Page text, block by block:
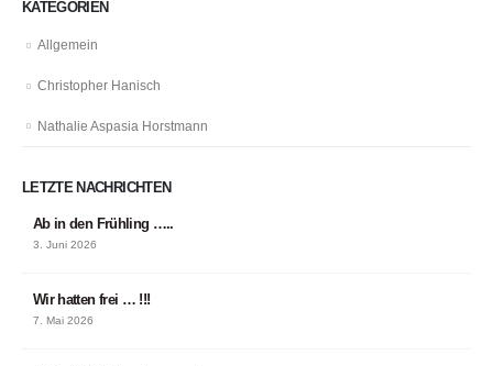
KATEGORIEN
Allgemein
Christopher Hanisch
Nathalie Aspasia Horstmann
LETZTE NACHRICHTEN
Ab in den Frühling …..
3. Juni 2026
Wir hatten frei … !!!
7. Mai 2026